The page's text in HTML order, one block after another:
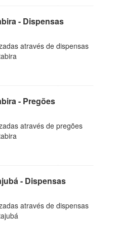
- Dispensas
através de dispensas
- Pregões
através de pregões
- Dispensas
através de dispensas